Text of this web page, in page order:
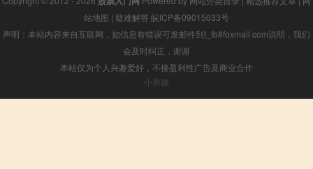
站地图 | 疑难解答 皖ICP备09015033号
声明：本站内容来自互联网，如信息有错误可发邮件到f_fb#foxmail.com说明，我们
会及时纠正，谢谢
本站仅为个人兴趣爱好，不接盈利性广告及商业合作
小男孩